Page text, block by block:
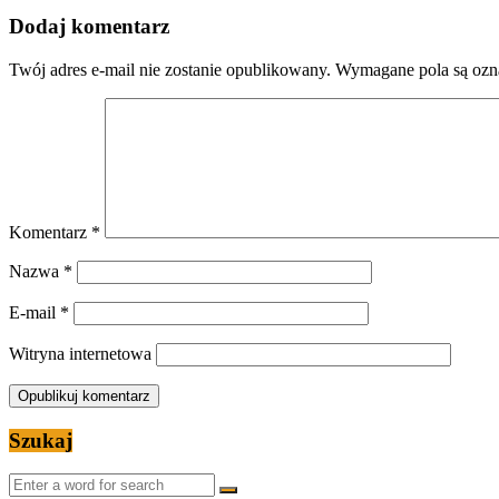
Dodaj komentarz
Twój adres e-mail nie zostanie opublikowany. Wymagane pola są
Komentarz *
Nazwa *
E-mail *
Witryna internetowa
Szukaj